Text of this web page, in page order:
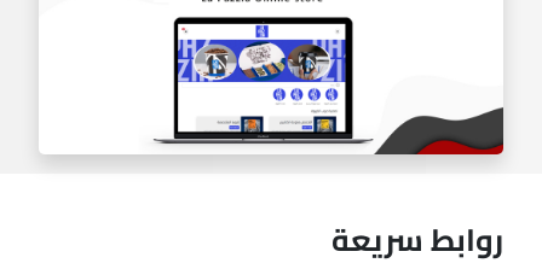
موقع ملحمه ابا طيب
روابط سريعة